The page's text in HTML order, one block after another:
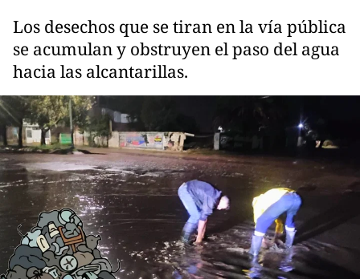
Los desechos que se tiran en la vía pública
se acumulan y obstruyen el paso del agua
hacia las alcantarillas.